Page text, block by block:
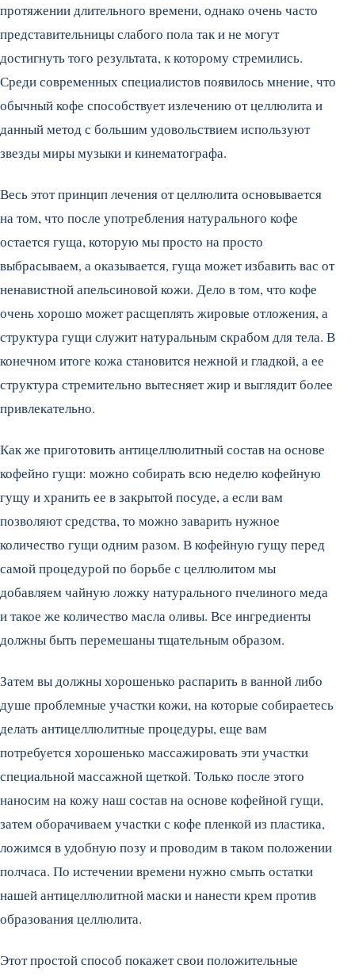
протяжении длительного времени, однако очень часто
представительницы слабого пола так и не могут
достигнуть того результата, к которому стремились.
Среди современных специалистов появилось мнение, что
обычный кофе способствует излечению от целлюлита и
данный метод с большим удовольствием используют
звезды миры музыки и кинематографа.
Весь этот принцип лечения от целлюлита основывается
на том, что после употребления натурального кофе
остается гуща, которую мы просто на просто
выбрасываем, а оказывается, гуща может избавить вас от
ненавистной апельсиновой кожи. Дело в том, что кофе
очень хорошо может расщеплять жировые отложения, а
структура гущи служит натуральным скрабом для тела. В
конечном итоге кожа становится нежной и гладкой, а ее
структура стремительно вытесняет жир и выглядит более
привлекательно.
Как же приготовить антицеллюлитный состав на основе
кофейно гущи: можно собирать всю неделю кофейную
гущу и хранить ее в закрытой посуде, а если вам
позволяют средства, то можно заварить нужное
количество гущи одним разом. В кофейную гущу перед
самой процедурой по борьбе с целлюлитом мы
добавляем чайную ложку натурального пчелиного меда
и такое же количество масла оливы. Все ингредиенты
должны быть перемешаны тщательным образом.
Затем вы должны хорошенько распарить в ванной либо
душе проблемные участки кожи, на которые собираетесь
делать антицеллюлитные процедуры, еще вам
потребуется хорошенько массажировать эти участки
специальной массажной щеткой. Только после этого
наносим на кожу наш состав на основе кофейной гущи,
затем оборачиваем участки с кофе пленкой из пластика,
ложимся в удобную позу и проводим в таком положении
полчаса. По истечении времени нужно смыть остатки
нашей антицеллюлитной маски и нанести крем против
образования целлюлита.
Этот простой способ покажет свои положительные